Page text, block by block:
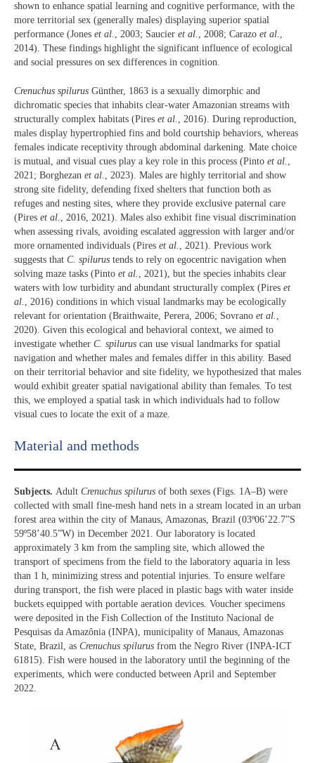
shown to enhance spatial learning and cognitive performance, with the
more territorial sex (generally males) displaying superior spatial
performance (Jones et al. , 2003; Saucier et al. , 2008; Carazo et al. ,
2014). These findings highlight the significant influence of ecological
and social pressures on sex differences in cognition.
Crenuchus spilurus Günther, 1863 is a sexually dimorphic and
dichromatic species that inhabits clear-water Amazonian streams with
structurally complex habitats (Pires et al.
, 2016). During reproduction,
males display hypertrophied fins and bold courtship behaviors, whereas
females indicate receptivity through abdominal darkening. Mate choice
is mutual, and visual cues play a key role in this process (Pinto et al.
2021; Borghezan et al.
, 2023). Males are highly territorial and show
strong site fidelity, defending fixed shelters that function both as
refuges and nesting sites, where they provide exclusive paternal care
(Pires et al.
, 2016, 2021). Males also exhibit fine visual discrimination
when assessing rivals, avoiding escalated aggression with larger and/or
more ornamented individuals (Pires et al.
, 2021). Previous work
suggests that C. spilurus tends to rely on egocentric navigation when
solving maze tasks (Pinto et al.
, 2021), but the species inhabits clear
waters with low turbidity and abundant structurally complex (Pires et
al.
, 2016) conditions in which visual landmarks may be ecologically
relevant for orientation (Braithwaite, Perera, 2006; Sovrano et al.
2020). Given this ecological and behavioral context, we aimed to
investigate whether C. spilurus can use visual landmarks for spatial
navigation and whether males and females differ in this ability. Based
on their territorial behavior and site fidelity, we hypothesized that males
would exhibit greater spatial navigational ability than females. To test
this, we employed a spatial task in which individuals had to follow
visual cues to locate the exit of a maze.
Material and methods
Subjects. Adult Crenuchus spilurus of both sexes (Figs. 1A–B) were
collected with small fine-mesh hand nets in a stream located in an urban
forest area within the city of Manaus, Amazonas, Brazil (03º06’22.7”S
59º58’40.5”W) in December 2021. Our laboratory is located
approximately 3 km from the sampling site, which allowed the
transport of specimens from the field to the laboratory aquaria in less
than 1 h, minimizing stress and potential injuries. To ensure welfare
during transport, the fish were placed in plastic bags with water inside
buckets equipped with portable aeration devices. Voucher specimens
were deposited in the Fish Collection of the Instituto Nacional de
Pesquisas da Amazônia (INPA), municipality of Manaus, Amazonas
State, Brazil, as Crenuchus spilurus from the Negro River (INPA-ICT
61815). Fish were housed in the laboratory until the beginning of the
experiments, which were conducted between April and September
2022.